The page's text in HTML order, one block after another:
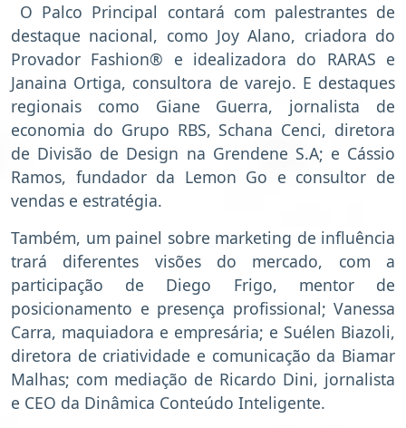
O Palco Principal contará com palestrantes de
destaque nacional, como Joy Alano, criadora do
Provador Fashion® e idealizadora do RARAS e
Janaina Ortiga, consultora de varejo. E destaques
regionais como Giane Guerra, jornalista de
economia do Grupo RBS, Schana Cenci, diretora
de Divisão de Design na Grendene S.A; e Cássio
Ramos, fundador da Lemon Go e consultor de
vendas e estratégia.
Também, um painel sobre marketing de influência
trará diferentes visões do mercado, com a
participação de Diego Frigo, mentor de
posicionamento e presença profissional; Vanessa
Carra, maquiadora e empresária; e Suélen Biazoli,
diretora de criatividade e comunicação da Biamar
Malhas; com mediação de Ricardo Dini, jornalista
e CEO da Dinâmica Conteúdo Inteligente.